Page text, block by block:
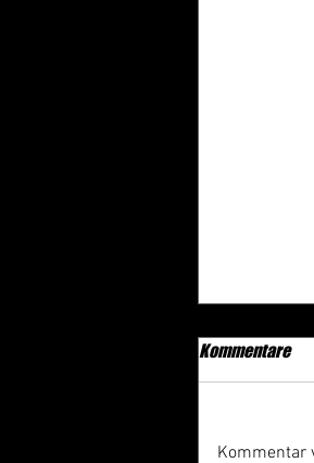
Kommentare
Kommentar